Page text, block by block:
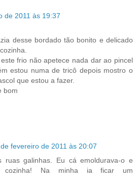
de 2011 às 19:37
desse bordado tão bonito e delicado
frio não apetece nada dar ao pincel
estou numa de tricô depois mostro o
que estou a fazer.
bom
fevereiro de 2011 às 20:07
ruas galinhas. Eu cá emoldurava-o e
cozinha! Na minha ia ficar um